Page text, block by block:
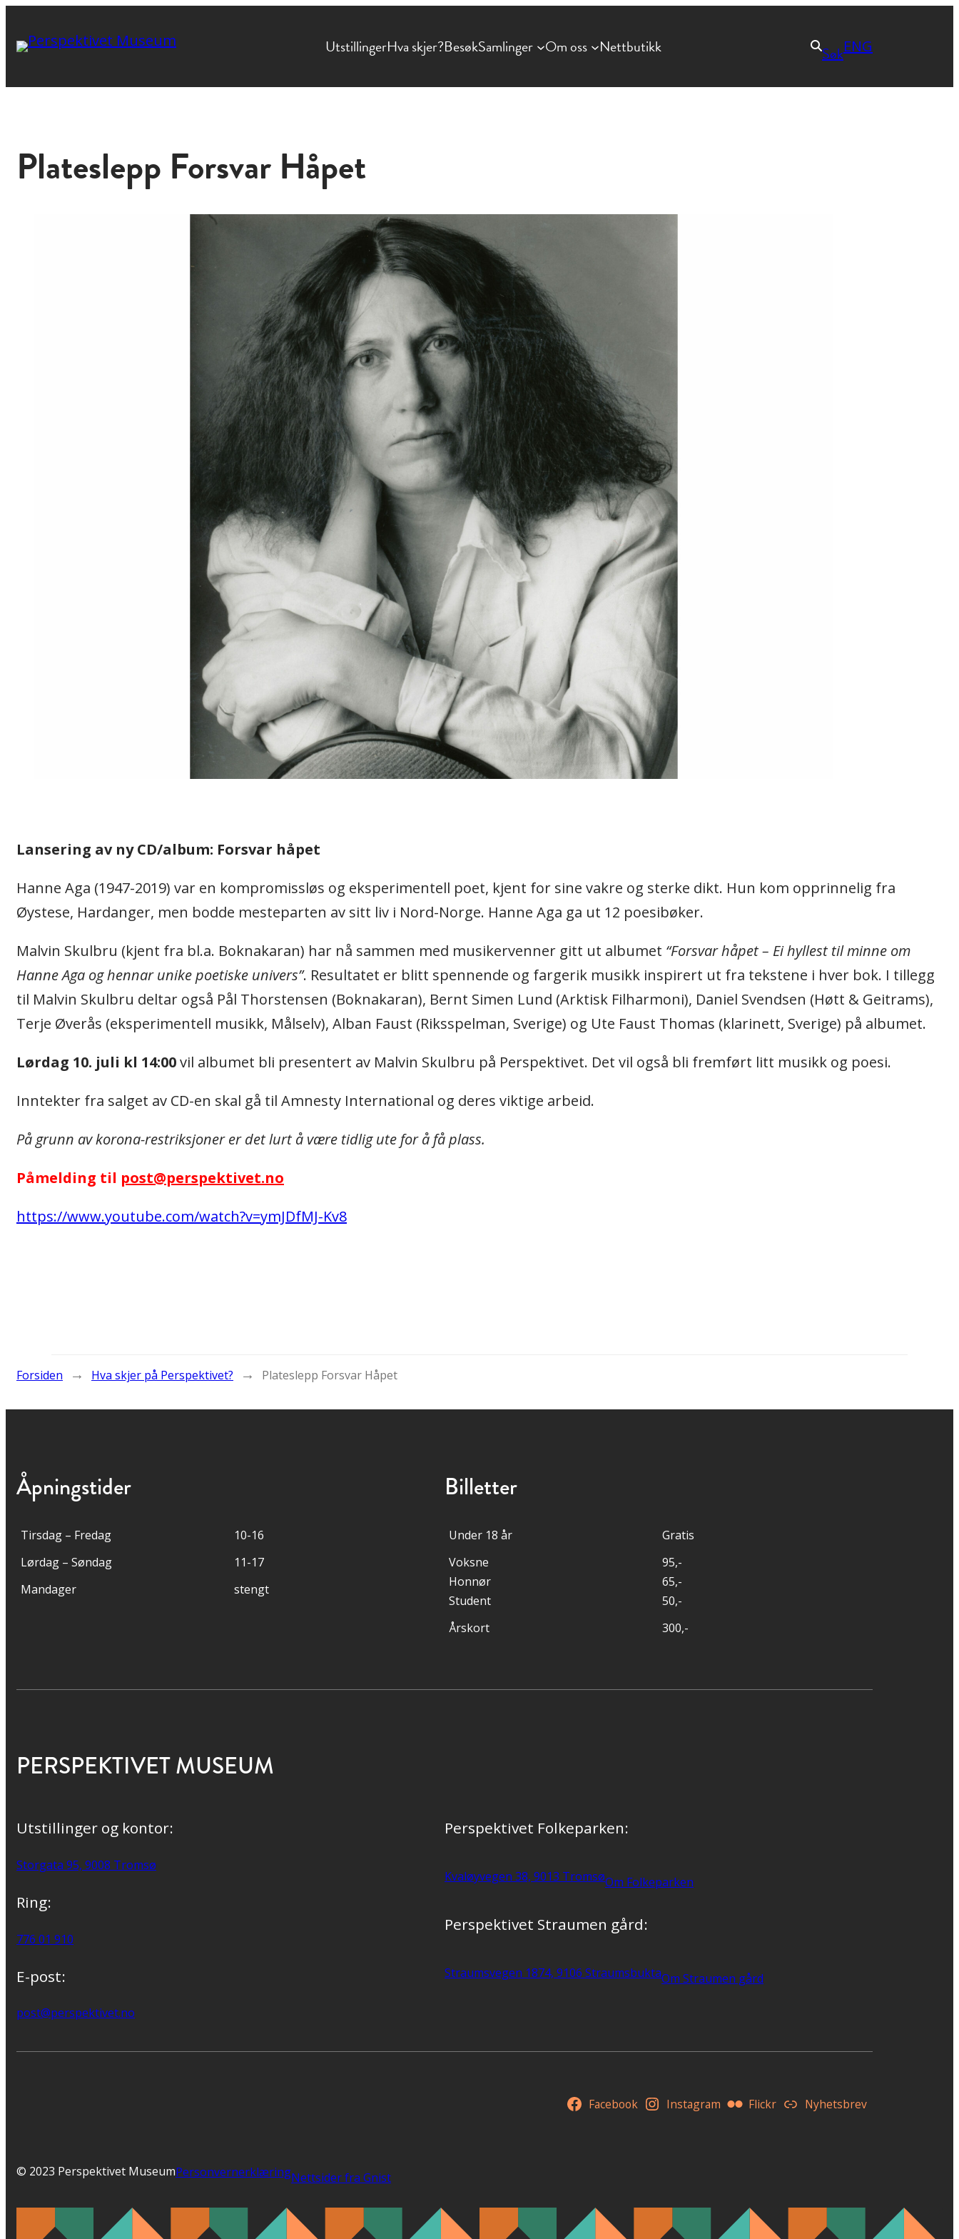
UtstillingerHva skjer?BesøkSamlinger Om oss Nettbutikk SøkENG
Plateslepp Forsvar Håpet
Lansering av ny CD/album: Forsvar håpet
Hanne Aga (1947-2019) var en kompromissløs og eksperimentell poet, kjent for sine vakre og sterke dikt. Hun kom opprinnelig fra
Øystese, Hardanger, men bodde mesteparten av sitt liv i Nord-Norge. Hanne Aga ga ut 12 poesibøker.
Malvin Skulbru (kjent fra bl.a. Boknakaran) har nå sammen med musikervenner gitt ut albumet “Forsvar håpet – Ei hyllest til minne om
Hanne Aga og hennar unike poetiske univers”. Resultatet er blitt spennende og fargerik musikk inspirert ut fra tekstene i hver bok. I tillegg
til Malvin Skulbru deltar også Pål Thorstensen (Boknakaran), Bernt Simen Lund (Arktisk Filharmoni), Daniel Svendsen (Høtt & Geitrams),
Terje Øverås (eksperimentell musikk, Målselv), Alban Faust (Riksspelman, Sverige) og Ute Faust Thomas (klarinett, Sverige) på albumet.
Lørdag 10. juli kl 14:00vil albumet bli presentert av Malvin Skulbru på Perspektivet. Det vil også bli fremført litt musikk og poesi.
Inntekter fra salget av CD-en skal gå til Amnesty International og deres viktige arbeid.
På grunn av korona-restriksjoner er det lurt å være tidlig ute for å få plass.
Påmelding til post@perspektivet.no
https://www.youtube.com/watch?v=ymJDfMJ-Kv8
Forsiden → Hva skjer på Perspektivet? → Plateslepp Forsvar Håpet
Åpningstider
Tirsdag – Fredag
10-16
Lørdag – Søndag
11-17
Mandager
stengt
Billetter
Under 18 år
Gratis
Voksne
Honnør
Student
95,-
65,-
50,-
Årskort
300,-
PERSPEKTIVET MUSEUM
Utstillinger og kontor:
Storgata 95, 9008 Tromsø
Ring:
776 01 910
E-post:
post@perspektivet.no
Perspektivet Folkeparken:
Kvaløyvegen 38, 9013 TromsøOm Folkeparken
Perspektivet Straumen gård:
Straumsvegen 1874, 9106 StraumsbuktaOm Straumen gård
Facebook Instagram Flickr Nyhetsbrev
© 2023 Perspektivet MuseumPersonvernerklæringNettsider fra Gnist